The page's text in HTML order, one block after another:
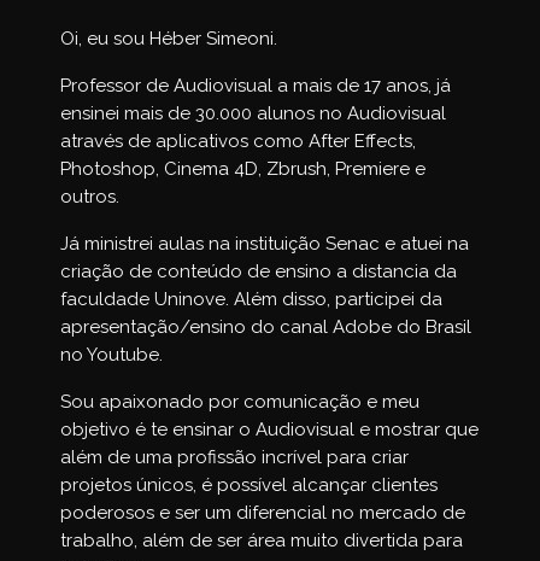
2.13 Textos adicionais 0h07min
Inserir partículas
2.15 Ajuste de cor 0h04min
Conferir e salvar 0h08min
Oi, eu sou Héber Simeoni.
Professor de Audiovisual a mais de 17 anos, já
ensinei mais de 30.000 alunos no Audiovisual
através de aplicativos como After Effects,
Photoshop, Cinema 4D, Zbrush, Premiere e
outros.
Já ministrei aulas na instituição Senac e atuei na
criação de conteúdo de ensino a distancia da
faculdade Uninove. Além disso, participei da
apresentação/ensino do canal Adobe do Brasil
no Youtube.
Sou apaixonado por comunicação e meu
objetivo é te ensinar o Audiovisual e mostrar que
além de uma profissão incrível para criar
projetos únicos, é possível alcançar clientes
poderosos e ser um diferencial no mercado de
trabalho, além de ser área muito divertida para